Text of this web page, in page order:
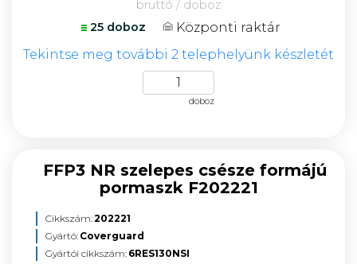
bruttó / doboz
25 doboz
Központi raktár
Tekintse meg további 2 telephelyünk készletét
doboz
FFP3 NR szelepes csésze formájú
pormaszk F202221
Cikkszám:202221
Gyártó: Coverguard
Gyártói cikkszám: 6RES130NSI